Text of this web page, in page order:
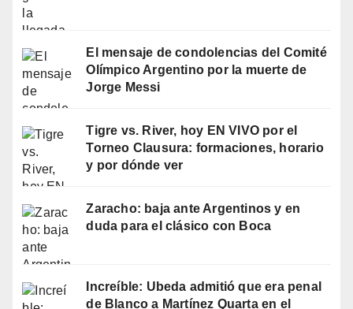
El mensaje de condolencias del Comité
Olímpico Argentino por la muerte de
Jorge Messi
Tigre vs. River, hoy EN VIVO por el
Torneo Clausura: formaciones, horario
y por dónde ver
Zaracho: baja ante Argentinos y en
duda para el clásico con Boca
Increíble: Ubeda admitió que era penal
de Blanco a Martínez Quarta en el